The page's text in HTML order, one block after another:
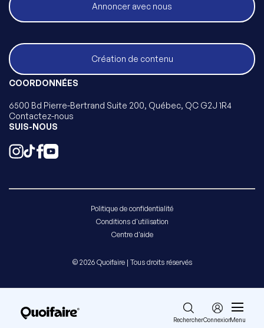
RechercherConnexionMenu
Annoncer avec nous
Création de contenu
COORDONNÉES
6500 Bd Pierre-Bertrand Suite 200, Québec, QC G2J 1R4
Contactez-nous
SUIS-NOUS
Politique de confidentialité
Conditions d'utilisation
Centre d'aide
© 2026 Quoifaire | Tous droits réservés